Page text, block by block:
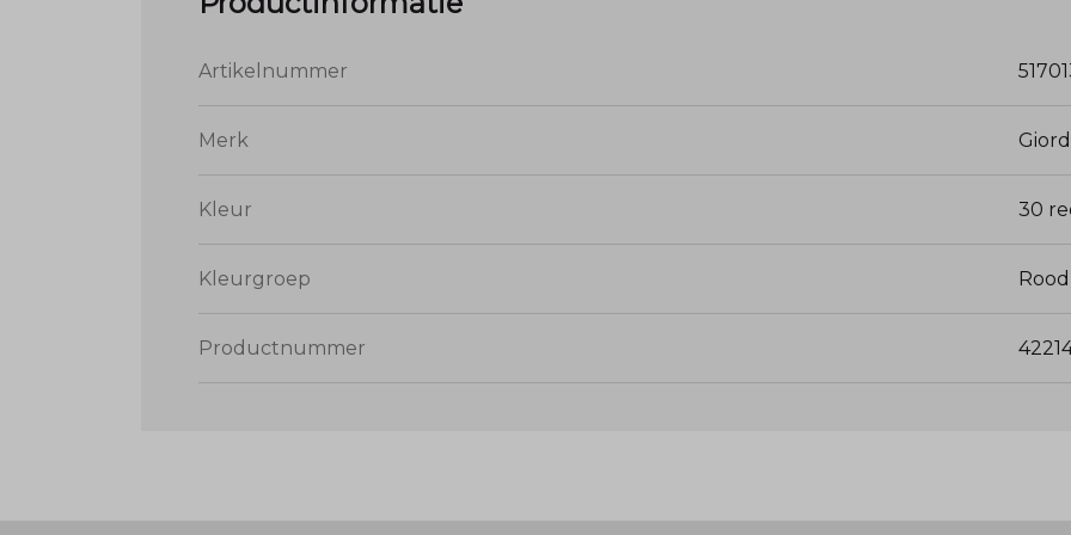
Artikelnummer
Merk
Kleur 30
Kleurgroep Rood
Productnummer